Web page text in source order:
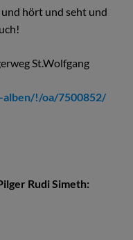
hört und seht und
St.Wolfgang
!/oa/7500852/
Rudi Simeth: